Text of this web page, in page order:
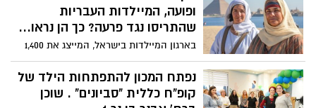
ופועה, המיילדות העבריות
שהתריסו נגד פרעה? כך הן נראו...
בארגון המיילדות בישראל, המייצג את 1,400
המיילדות בישראל (ראו גם בוידאו) זוכרים את
שפרה ופועה, המיילדות העבריות שהתריסו
נגד פרעה אשר ציווה עליהן " כל זכר היילוד,
היאורה תשליכוהו".- והם בקשו מתוכנת בינה
נפתח המכון להתפתחות הילד של
קופ"ח כללית "סביונים" . שוכן